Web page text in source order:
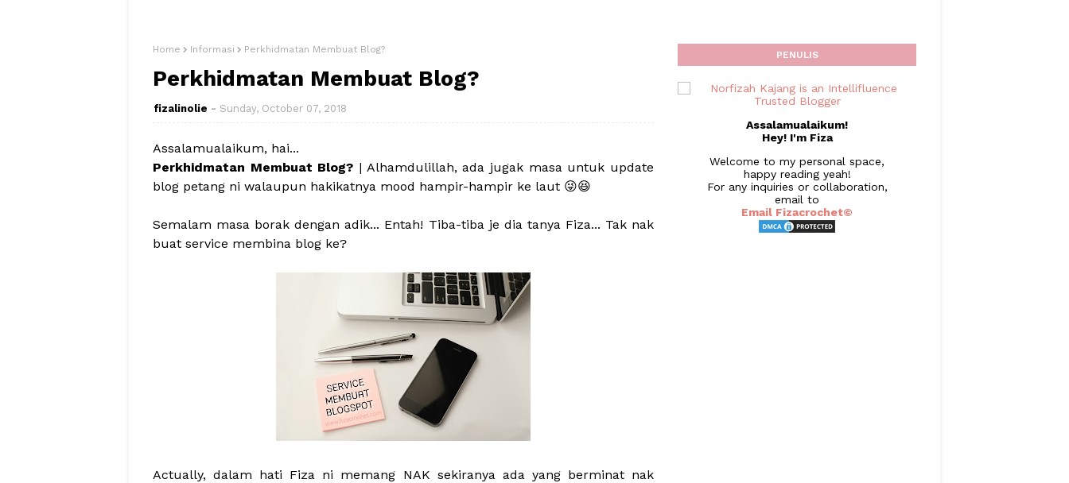
Home Informasi Perkhidmatan Membuat Blog?
Perkhidmatan Membuat Blog?
fizalinolie Sunday, October 07, 2018
Assalamualaikum, hai...
Perkhidmatan Membuat Blog? | Alhamdulillah, ada jugak masa untuk update
blog petang ni walaupun hakikatnya mood hampir-hampir ke laut 😜😆
Semalam masa borak dengan adik... Entah! Tiba-tiba je dia tanya Fiza... Tak nak
buat service membina blog ke?
Actually, dalam hati Fiza ni memang NAK sekiranya ada yang berminat nak
PENULIS
Assalamualaikum!
Hey! I'm Fiza
Welcome to my personal space,
happy reading yeah!
For any inquiries or collaboration,
email to
Email Fizacrochet©